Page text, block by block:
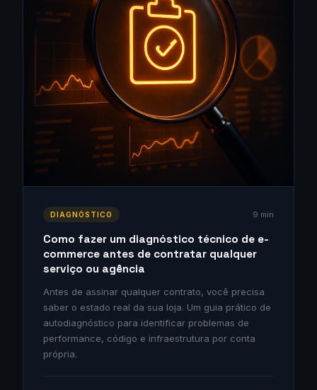
DIAGNÓSTICO 9 min
Como fazer um diagnóstico técnico de e-
commerce antes de contratar qualquer
serviço ou agência
Antes de assinar qualquer contrato, você precisa
saber o estado real da sua loja. Um guia prático de
autodiagnóstico para identificar problemas de
performance, código e infraestrutura por conta
própria.